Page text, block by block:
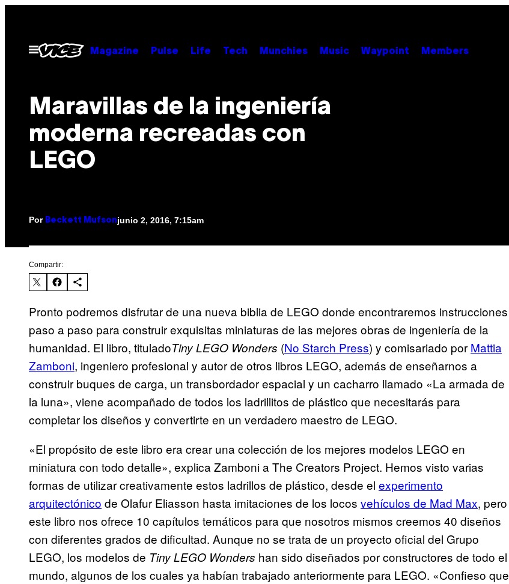
contenido
Abrir
Menú
Magazine Pulse Life Tech Munchies Music Waypoint Members
Maravillas de la ingeniería
moderna recreadas con
LEGO
Por Beckett Mufsonjunio 2, 2016, 7:15am
Compartir:
Pronto podremos disfrutar de una nueva biblia de LEGO donde encontraremos instrucciones
paso a paso para construir exquisitas miniaturas de las mejores obras de ingeniería de la
humanidad. El libro, tituladoTiny LEGO Wonders (No Starch Press) y comisariado por Mattia
Zamboni, ingeniero profesional y autor de otros libros LEGO, además de enseñarnos a
construir buques de carga, un transbordador espacial y un cacharro llamado «La armada de
la luna», viene acompañado de todos los ladrillitos de plástico que necesitarás para
completar los diseños y convertirte en un verdadero maestro de LEGO.
«El propósito de este libro era crear una colección de los mejores modelos LEGO en
miniatura con todo detalle», explica Zamboni a The Creators Project. Hemos visto varias
formas de utilizar creativamente estos ladrillos de plástico, desde el experimento
arquitectónico de Olafur Eliasson hasta imitaciones de los locos vehículos de Mad Max, pero
este libro nos ofrece 10 capítulos temáticos para que nosotros mismos creemos 40 diseños
con diferentes grados de dificultad. Aunque no se trata de un proyecto oficial del Grupo
LEGO, los modelos de Tiny LEGO Wonders han sido diseñados por constructores de todo el
mundo, algunos de los cuales ya habían trabajado anteriormente para LEGO. «Confieso que